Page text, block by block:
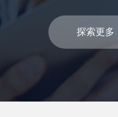
探索更多